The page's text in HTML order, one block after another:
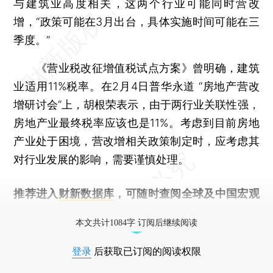
与建筑业高度相关，这两个行业可能同时营改
增，“政策可能在3月出台，具体实施时间可能在三
季度。”
《营业税改征增值税试点方案》曾明确，建筑
业适用11%税率。在2月4日普华永道 “房地产营改
增研讨会”上，胡根荣表示，由于两行业关联性强，
房地产业最终税率应该也是11%。考虑到目前房地
产业处于困境，营改增相关政策制定时，应考虑其
对行业发展的影响，需要谨慎处理。
推荐进入 财新数据库 ，可随时查阅全球及中国宏观
本文共计1084字 订阅后继续阅读
登录 后获取已订阅的阅读权限